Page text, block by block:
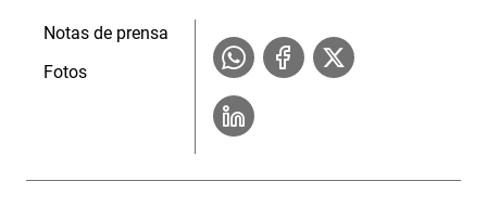
Notas de prensa
Fotos